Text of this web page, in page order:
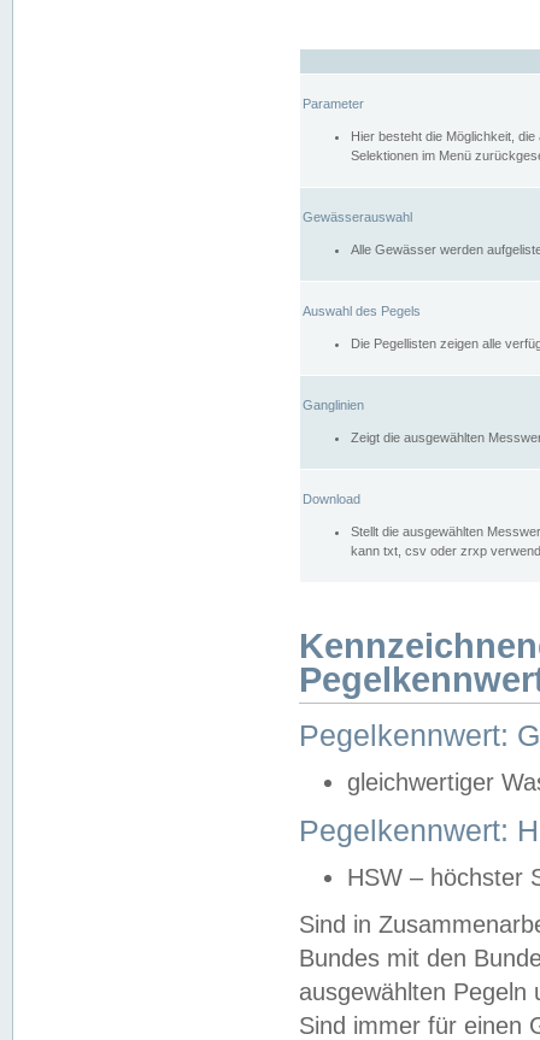
Parameter
Hier besteht die Möglichkeit,
Selektionen im Menü
Gewässerauswahl
Alle Gewässer werden
Auswahl des Pegels
Die Pegellisten zeigen alle
Ganglinien
Zeigt die ausgewählten
Download
Stellt die ausgewählten
kann txt, csv oder zrxp
Pegelkennwert:
gleichwertiger
Pegelkennwert:
HSW – höchster
Sind in
Bundes mit den
ausgewählten
Sind immer für einen